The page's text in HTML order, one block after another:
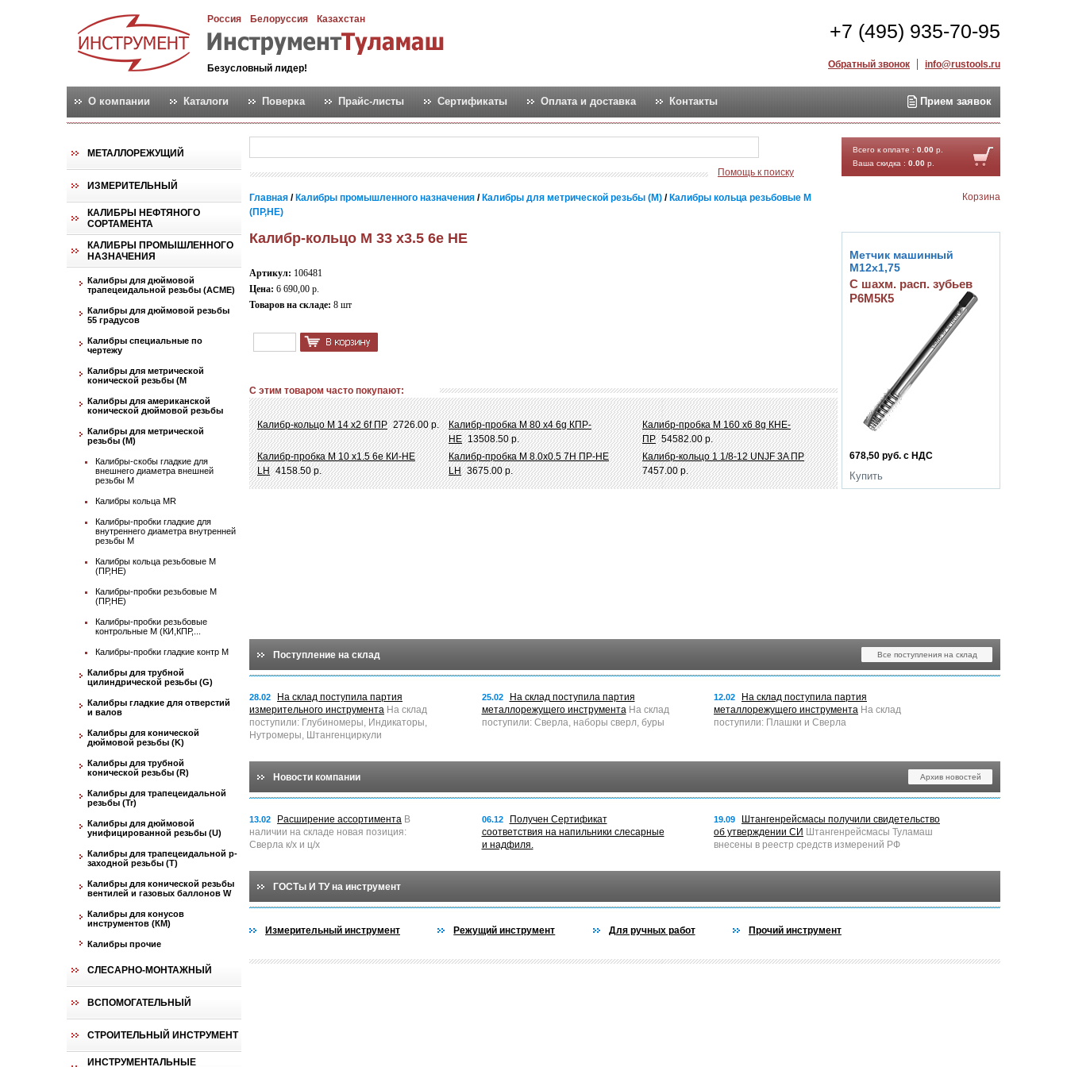
Россия Белоруссия Казахстан
Безусловный лидер!
+7 (495) 935-70-95
Обратный звонок info@rustools.ru
О компании Каталоги Поверка Прайс-листы Сертификаты Оплата и доставка Контакты Прием заявок
МЕТАЛЛОРЕЖУЩИЙ
ИЗМЕРИТЕЛЬНЫЙ
КАЛИБРЫ НЕФТЯНОГО
СОРТАМЕНТА
КАЛИБРЫ ПРОМЫШЛЕННОГО
НАЗНАЧЕНИЯ
Калибры для дюймовой
трапецеидальной резьбы (АСМЕ)
Калибры для дюймовой резьбы
55 градусов
Калибры специальные по
чертежу
Калибры для метрической
конической резьбы (М
Калибры для американской
конической дюймовой резьбы
Калибры для метрической
резьбы (М)
Калибры-скобы гладкие для
внешнего диаметра внешней
резьбы М
Калибры кольца MR
Калибры-пробки гладкие для
внутреннего диаметра внутренней
резьбы М
Калибры кольца резьбовые М
(ПР,НЕ)
Калибры-пробки резьбовые М
(ПР,НЕ)
Калибры-пробки резьбовые
контрольные М (КИ,КПР,...
Калибры-пробки гладкие контр М
Калибры для трубной
цилиндрической резьбы (G)
Калибры гладкие для отверстий
и валов
Калибры для конической
дюймовой резьбы (K)
Калибры для трубной
конической резьбы (R)
Калибры для трапецеидальной
резьбы (Tr)
Калибры для дюймовой
унифицированной резьбы (U)
Калибры для трапецеидальной p-
заходной резьбы (T)
Калибры для конической резьбы
вентилей и газовых баллонов W
Калибры для конусов
инструментов (КМ)
Калибры прочие
СЛЕСАРНО-МОНТАЖНЫЙ
ВСПОМОГАТЕЛЬНЫЙ
СТРОИТЕЛЬНЫЙ ИНСТРУМЕНТ
ИНСТРУМЕНТАЛЬНЫЕ
Помощь к поиску
Всего к оплате : 0.00 р.
Ваша скидка : 0.00 р.
Корзина
Главная / Калибры промышленного назначения / Калибры для метрической резьбы (М) / Калибры кольца резьбовые М
(ПР,НЕ)
Калибр-кольцо М 33 х3.5 6e НЕ
Артикул: 106481
Цена: 6 690,00 р.
Товаров на складе: 8 шт
С этим товаром часто покупают:
Калибр-кольцо М 14 х2 6f ПР 2726.00 р.
Калибр-пробка М 80 х4 6g КПР-
НЕ 13508.50 р.
Калибр-пробка М 160 х6 8g КНЕ-
ПР 54582.00 р.
Калибр-пробка М 10 х1.5 6e КИ-НЕ
LH 4158.50 р.
Калибр-пробка М 8.0х0.5 7Н ПР-НЕ
LH 3675.00 р.
Калибр-кольцо 1 1/8-12 UNJF 3A ПР
7457.00 р.
678,50 руб. с НДС
Купить
Метчик машинный
М12х1,75
С шахм. расп. зубьев
Р6М5К5
Поступление на склад Все поступления на склад
28.02
На склад поступила партия
измерительного инструмента На склад
поступили: Глубиномеры, Индикаторы,
Нутромеры, Штангенциркули
25.02
На склад поступила партия
металлорежущего инструментаНа склад
поступили: Сверла, наборы сверл, буры
12.02
На склад поступила партия
металлорежущего инструмента На склад
поступили: Плашки и Сверла
Новости компании Архив новостей
13.02 Расширение ассортимента В
наличии на складе новая позиция:
Сверла к/х и ц/х
06.12
Получен Сертификат
соответствия на напильники слесарные
и надфиля.
19.09
Штангенрейсмасы получили свидетельство
об утверждении СИ Штангенрейсмасы Туламаш
внесены в реестр средств измерений РФ
ГОСТы И ТУ на инструмент
Измерительный инструмент Режущий инструмент Для ручных работ Прочий инструмент